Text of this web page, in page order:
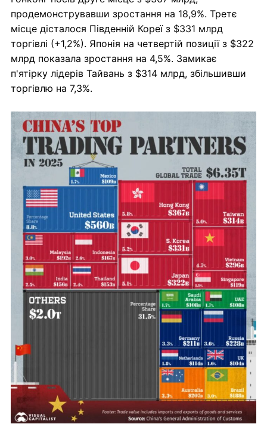
продемонструвавши зростання на 18,9%. Третє
місце дісталося Південній Кореї з $331 млрд
торгівлі (+1,2%). Японія на четвертій позиції з $322
млрд показала зростання на 4,5%. Замикає
п'ятірку лідерів Тайвань з $314 млрд, збільшивши
торгівлю на 7,3%.